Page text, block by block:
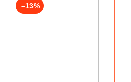
–13%